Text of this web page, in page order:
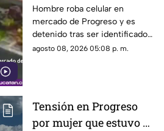
en el mercado de
Progreso; todo quedó
grabado en video
Hombre roba celular en
mercado de Progreso y es
detenido tras ser identificado
por las autoridades; cámaras
agosto 08, 2026 05:08 p. m.
Tensión en Progreso
por mujer que estuvo a